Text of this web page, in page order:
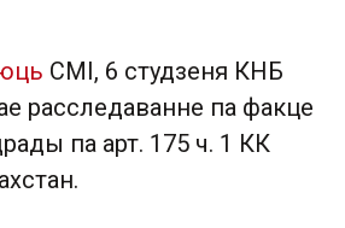
СМІ, 6 студзеня КНБ
расследаванне па факце
па арт. 175 ч. 1 КК